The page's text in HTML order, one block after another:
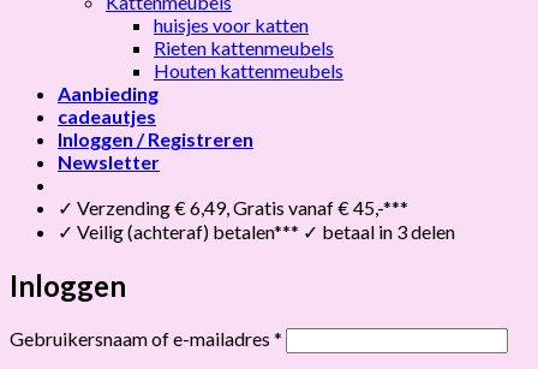
huisjes voor katten
Rieten kattenmeubels
Houten kattenmeubels
Aanbieding
cadeautjes
Inloggen / Registreren
Newsletter
✓ Verzending € 6,49, Gratis vanaf € 45,-***
✓ Veilig (achteraf) betalen*** ✓ betaal in 3 delen
Inloggen
Gebruikersnaam of e-mailadres * Vereist